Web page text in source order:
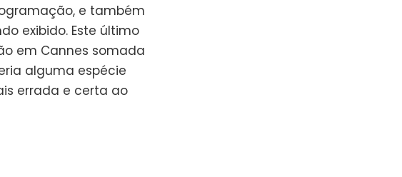
e também
exibido. Este último
em Cannes somada
alguma espécie
errada e certa ao